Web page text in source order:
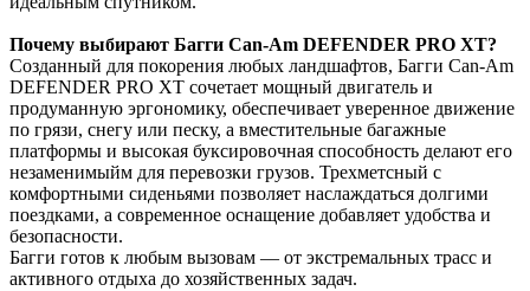
Почему выбирают Багги Can-Am DEFENDER PRO XT?
Созданный для покорения любых ландшафтов, Багги Can-Am
DEFENDER PRO XT сочетает мощный двигатель и
продуманную эргономику, обеспечивает уверенное движение
по грязи, снегу или песку, а вместительные багажные
платформы и высокая буксировочная способность делают его
незаменимыйм для перевозки грузов. Трехметсный с
комфортными сиденьями позволяет наслаждаться долгими
поездками, а современное оснащение добавляет удобства и
безопасности.
Багги готов к любым вызовам — от экстремальных трасс и
активного отдыха до хозяйственных задач.